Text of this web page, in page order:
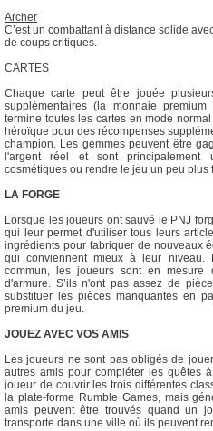
Archer
C’est un combattant à distance solide
de coups critiques.
CARTES
Chaque carte peut être jouée
supplémentaires (la monnaie
termine toutes les cartes en mode
héroïque pour des récompenses
champion. Les gemmes peuvent être
l'argent réel et sont principalement
cosmétiques ou rendre le jeu un peu
LA FORGE
Lorsque les joueurs ont sauvé le PNJ
qui leur permet d'utiliser tous leurs
ingrédients pour fabriquer de nouveaux
qui conviennent mieux à leur niveau.
commun, les joueurs sont en
d'armure. S’ils n'ont pas assez de
substituer les pièces manquantes en
premium du jeu.
JOUEZ AVEC VOS AMIS
Les joueurs ne sont pas obligés de
autres amis pour compléter les quêtes
joueur de couvrir les trois différentes
la plate-forme Rumble Games, mais
amis peuvent être trouvés quand un
transporte dans une ville où ils peuvent